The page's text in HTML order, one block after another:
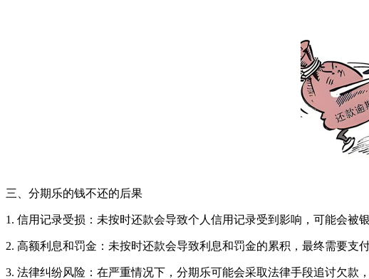
三、分期乐的钱不还的后果
1. 信用记录受损：未按时还款会导致个人信用记录受到影响，可能会被
2. 高额利息和罚金：未按时还款会导致利息和罚金的累积，最终需要支
3. 法律纠纷风险：在严重情况下，分期乐可能会采取法律手段追讨欠款